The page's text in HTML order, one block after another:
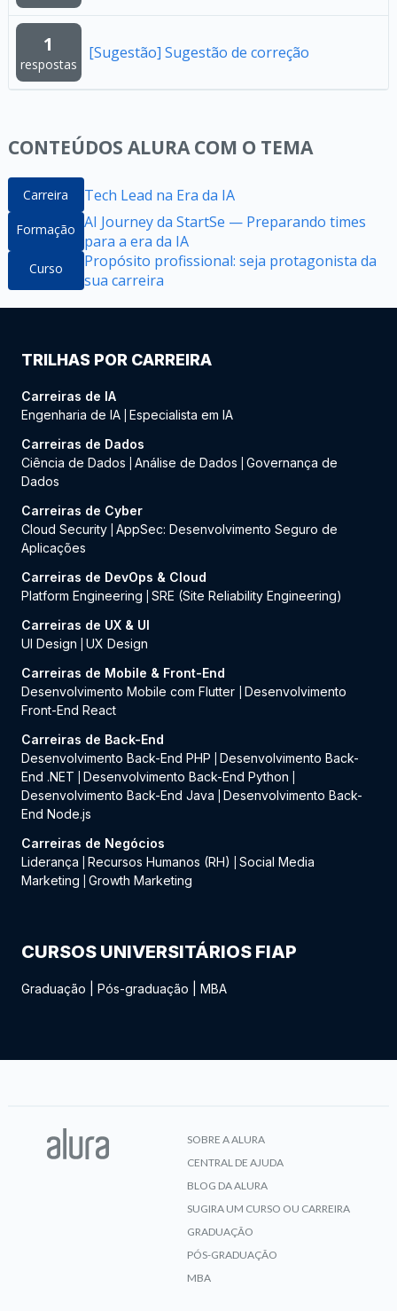
1
respostas
[Sugestão] Sugestão de correção
CONTEÚDOS ALURA COM O TEMA
Carreira Tech Lead na Era da IA
Formação AI Journey da StartSe — Preparando times
para a era da IA
Curso
Propósito profissional: seja protagonista da
sua carreira
TRILHAS POR CARREIRA
Carreiras de IA
Engenharia de IA Especialista em IA
Carreiras de Dados
Ciência de Dados
Análise de Dados
Governança de
Dados
Carreiras de Cyber
Cloud Security AppSec: Desenvolvimento Seguro de
Aplicações
Carreiras de DevOps & Cloud
Platform Engineering
SRE (Site Reliability Engineering)
Carreiras de UX & UI
UI Design
UX Design
Carreiras de Mobile & Front-End
Desenvolvimento Mobile com Flutter
Desenvolvimento
Front-End React
Carreiras de Back-End
Desenvolvimento Back-End PHP
Desenvolvimento Back-
End .NET
Desenvolvimento Back-End Python
Desenvolvimento Back-End Java
Desenvolvimento Back-
End Node.js
Carreiras de Negócios
Liderança
Recursos Humanos (RH)
Social Media
Marketing
Growth Marketing
CURSOS UNIVERSITÁRIOS FIAP
Graduação Pós-graduação MBA
SOBRE A ALURA
CENTRAL DE AJUDA
BLOG DA ALURA
SUGIRA UM CURSO OU CARREIRA
GRADUAÇÃO
PÓS-GRADUAÇÃO
MBA